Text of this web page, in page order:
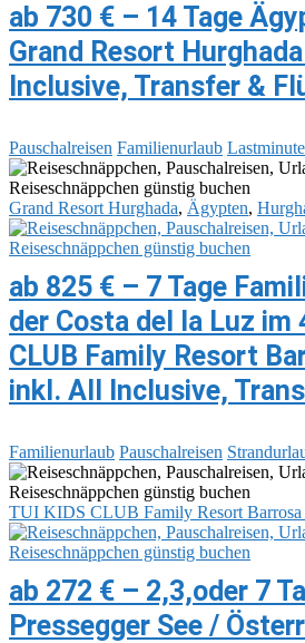
ab 730 € – 14 Tage
Grand Resort Hurghada
Inclusive, Transfer &
Pauschalreisen Familienurlaub Lastminute
Grand Resort Hurghada, Ägypten,
ab 825 € – 7 Tage
der Costa del la Luz im
CLUB Family Resort
inkl. All Inclusive,
Familienurlaub Pauschalreisen
TUI KIDS CLUB Family Resort Barrosa
ab 272 € – 2,3,oder 7
Pressegger See /